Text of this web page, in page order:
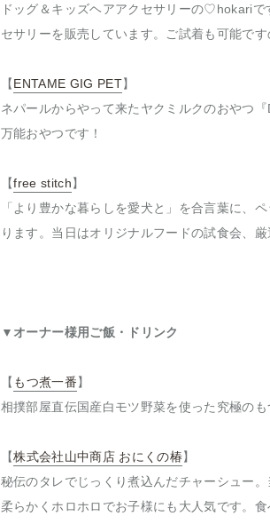
ドッグ＆キッズヘアアクセサリーの♡hokari
セサリーを販売しています。ご試着も可能で
【ENTAME GIG PET】
ネパールからやって来たヤクミルクのおやつ
万能おやつです！
【free stitch】
「より豊かな暮らしを愛犬と」を合言葉に、
ります。当日はオリジナルフードの試食会、
▼オーナー様用ご飯・ドリンク
【 もつ煮一番】
相撲部屋直伝国産白モツ野菜を使った究極の
【株式会社山中商店 おにくの椿】
秘伝のタレでじっくり煮込んだチャーシュー
柔らかくホロホロでお子様にも大人気です。